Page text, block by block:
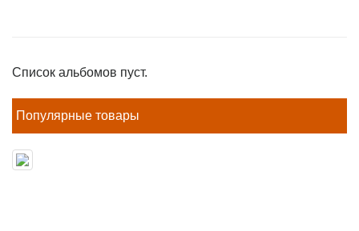
Список альбомов пуст.
Популярные товары